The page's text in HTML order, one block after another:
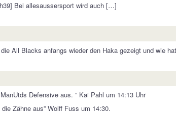
Bei allesaussersport wird auch […]
All Blacks anfangs wieder den Haka gezeigt und wie
Defensive aus. ” Kai Pahl um 14:13 Uhr
Zähne aus” Wolff Fuss um 14:30.